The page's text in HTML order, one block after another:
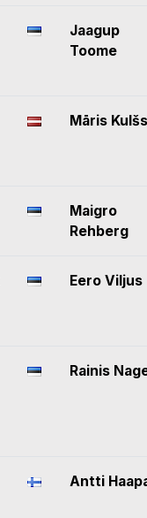
Jaagup
Toome
Māris Kulšs
Maigro
Rehberg
Eero Viljus
Rainis
Antti